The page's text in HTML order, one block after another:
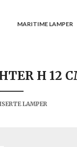
MARITIME LAMPER
H 12
LAMPER